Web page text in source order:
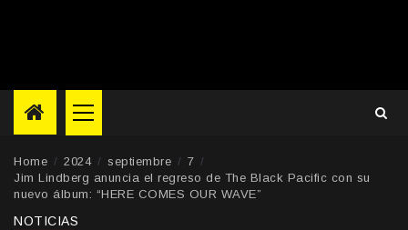
Primary
Menu
Home 2024 septiembre
7
Jim Lindberg anuncia el regreso de The Black Pacific con su
nuevo álbum: “HERE COMES OUR WAVE”
NOTICIAS